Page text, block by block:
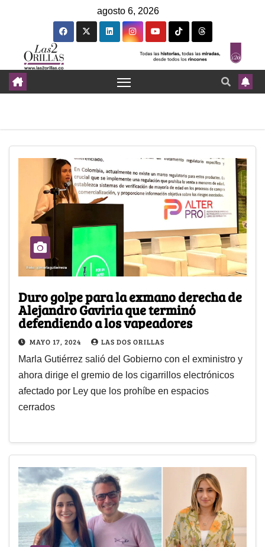
agosto 6, 2026
Duro golpe para la exmano derecha de
Alejandro Gaviria que terminó
defendiendo a los vapeadores
MAYO 17, 2024 LAS DOS ORILLAS
Marla Gutiérrez salió del Gobierno con el exministro y
ahora dirige el gremio de los cigarrillos electrónicos
afectado por Ley que los prohíbe en espacios
cerrados